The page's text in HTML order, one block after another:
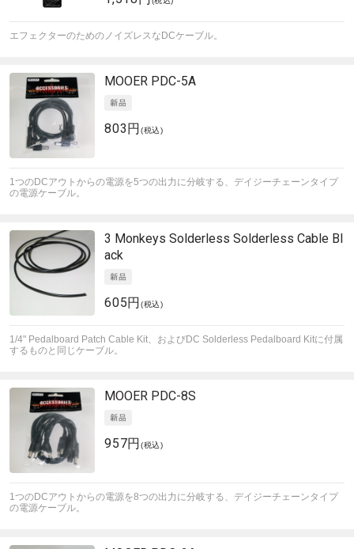
エフェクターのためのノイズレスなDCケーブル。
MOOER PDC-5A
803円(税込)
1つのDCアウトからの電源を5つの出力に分岐する、デイジーチェーンタイプ
の電源ケーブル。
3 Monkeys Solderless Solderless Cable Bl
ack
605円(税込)
1/4" Pedalboard Patch Cable Kit、およびDC Solderless Pedalboard Kitに付属
するものと同じケーブル。
MOOER PDC-8S
957円(税込)
1つのDCアウトからの電源を8つの出力に分岐する、デイジーチェーンタイプ
の電源ケーブル。